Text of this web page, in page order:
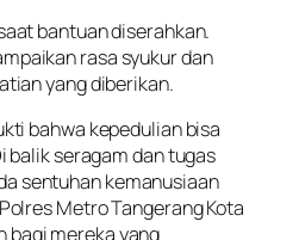
bantuan diserahkan.
rasa syukur dan
yang diberikan.
bahwa kepedulian bisa
balik seragam dan tugas
sentuhan kemanusiaan
Metro Tangerang Kota
bagi mereka yang